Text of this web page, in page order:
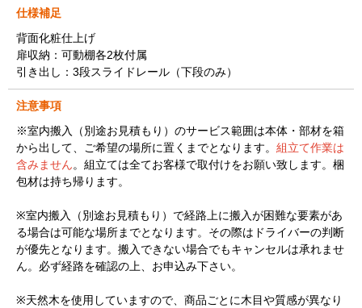
仕様補足
背面化粧仕上げ
扉収納：可動棚各2枚付属
引き出し：3段スライドレール（下段のみ）
注意事項
※室内搬入（別途お見積もり）のサービス範囲は本体・部材を箱
から出して、ご希望の場所に置くまでとなります。 組立て作業は
含みません。組立ては全てお客様で取付けをお願い致します。梱
包材は持ち帰ります。
※室内搬入（別途お見積もり）で経路上に搬入が困難な要素があ
る場合は可能な場所までとなります。その際はドライバーの判断
が優先となります。搬入できない場合でもキャンセルは承れませ
ん。必ず経路を確認の上、お申込み下さい。
※天然木を使用していますので、商品ごとに木目や質感が異なり